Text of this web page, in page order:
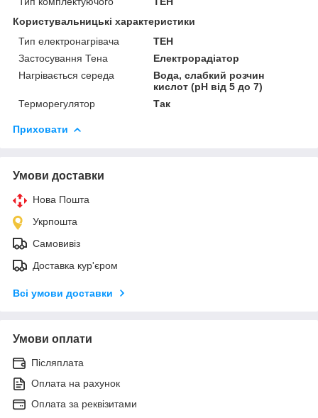
Користувальницькі характеристики
Тип електронагрівача
ТЕН
Застосування Тена
Електрорадіатор
Нагрівається середа
Вода, слабкий розчин
кислот (pH від 5 до 7)
Терморегулятор
Так
Приховати
Умови доставки
Нова Пошта
Укрпошта
Самовивіз
Доставка кур'єром
Всі умови доставки
Умови оплати
Післяплата
Оплата на рахунок
Оплата за реквізитами